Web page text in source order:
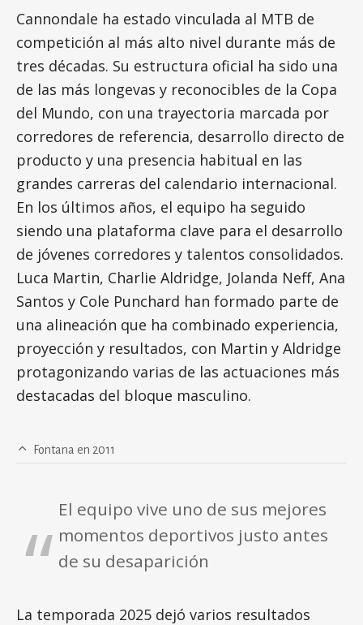
Cannondale ha estado vinculada al MTB de
competición al más alto nivel durante más de
tres décadas. Su estructura oficial ha sido una
de las más longevas y reconocibles de la Copa
del Mundo, con una trayectoria marcada por
corredores de referencia, desarrollo directo de
producto y una presencia habitual en las
grandes carreras del calendario internacional.
En los últimos años, el equipo ha seguido
siendo una plataforma clave para el desarrollo
de jóvenes corredores y talentos consolidados.
Luca Martin, Charlie Aldridge, Jolanda Neff, Ana
Santos y Cole Punchard han formado parte de
una alineación que ha combinado experiencia,
proyección y resultados, con Martin y Aldridge
protagonizando varias de las actuaciones más
destacadas del bloque masculino.
Fontana en 2011
El equipo vive uno de sus mejores
momentos deportivos justo antes
de su desaparición
La temporada 2025 dejó varios resultados